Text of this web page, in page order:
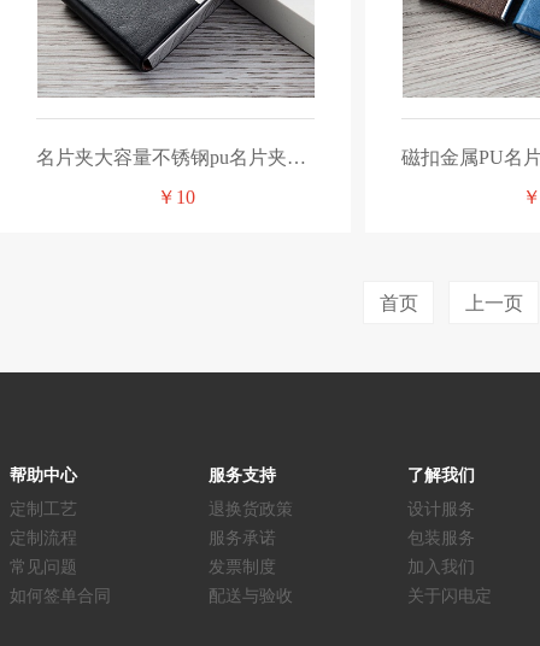
名片夹大容量不锈钢pu名片夹金属名片盒皮质名片夹定制logo
￥10
首页 上一页
帮助中心
定制工艺
定制流程
常见问题
如何签单合同
服务支持
退换货政策
服务承诺
发票制度
配送与验收
了解我们
设计服务
包装服务
加入我们
关于闪电定